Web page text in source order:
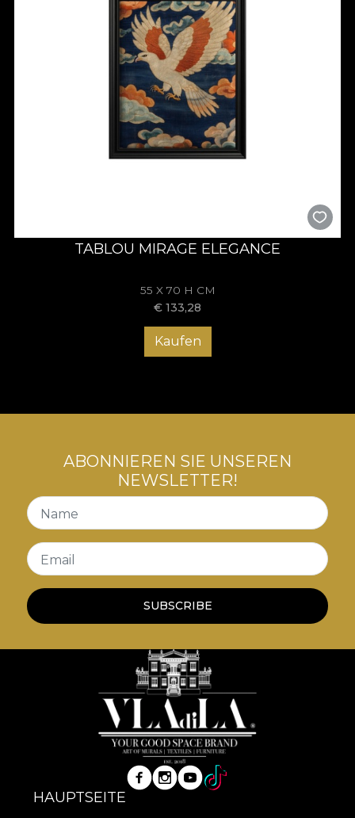
TABLOU MIRAGE ELEGANCE
55 X 70 H CM
€ 133,28
Kaufen
ABONNIEREN SIE UNSEREN
NEWSLETTER!
Name
Email
SUBSCRIBE
HAUPTSEITE